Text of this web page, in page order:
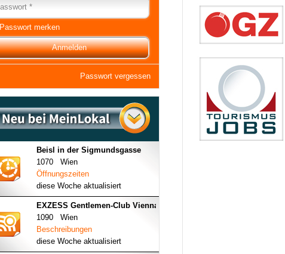
Passwort merken
Passwort vergessen
Beisl in der Sigmundsgasse
1070 Wien
Öffnungszeiten
diese Woche aktualisiert
EXZESS Gentlemen-Club Vienna
1090 Wien
Beschreibungen
diese Woche aktualisiert